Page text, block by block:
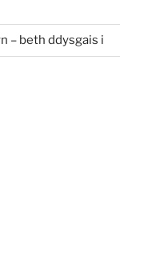
– beth ddysgais i